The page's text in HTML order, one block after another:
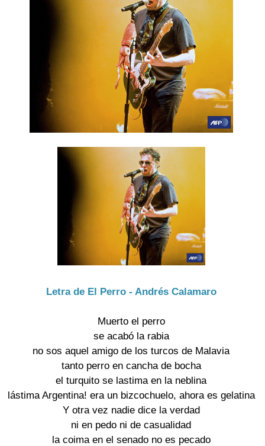
Letra de El Perro - Andrés Calamaro
Muerto el perro
se acabó la rabia
no sos aquel amigo de los turcos de Malavia
tanto perro en cancha de bocha
el turquito se lastima en la neblina
lástima Argentina! era un bizcochuelo, ahora es gelatina
Y otra vez nadie dice la verdad
ni en pedo ni de casualidad
la coima en el senado no es pecado